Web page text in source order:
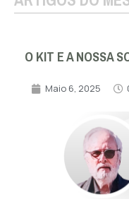
O KIT E A NOSSA
Maio 6, 2025